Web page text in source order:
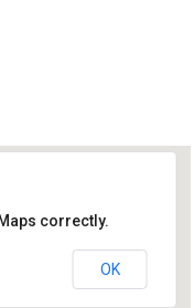
correctly.
OK